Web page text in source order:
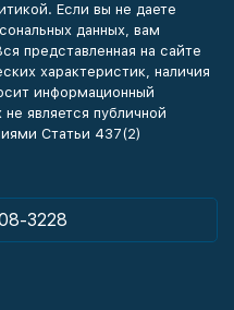
Если вы не даете
данных, вам
представленная на сайте
характеристик, наличия
информационный
является публичной
Статьи 437(2)
3228